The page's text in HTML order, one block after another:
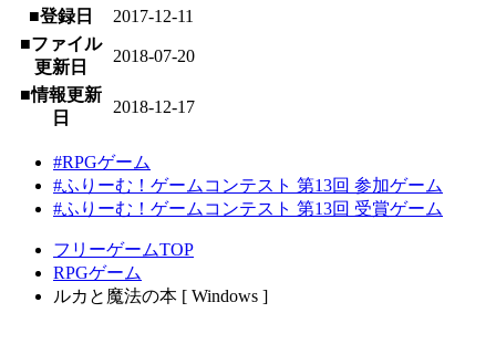
■登録日
2017-12-11
■ファイル
更新日
2018-07-20
■情報更新
日
2018-12-17
#RPGゲーム
#ふりーむ！ゲームコンテスト 第13回 参加ゲーム
#ふりーむ！ゲームコンテスト 第13回 受賞ゲーム
フリーゲームTOP
RPGゲーム
ルカと魔法の本 [ Windows ]